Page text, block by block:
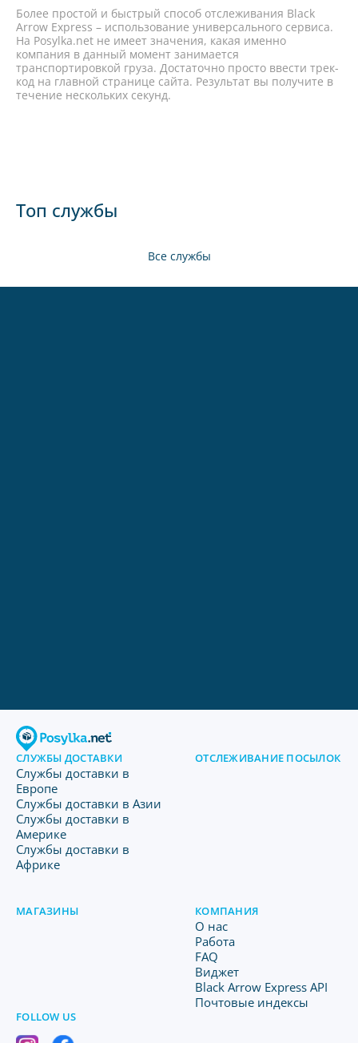
Топ службы
Все службы
Более простой и быстрый способ отслеживания Black
Arrow Express – использование универсального сервиса.
На Posylka.net не имеет значения, какая именно
компания в данный момент занимается
транспортировкой груза. Достаточно просто ввести трек-
код на главной странице сайта. Результат вы получите в
течение нескольких секунд.
СЛУЖБЫ ДОСТАВКИ
Службы доставки в
Европе
Службы доставки в Азии
Службы доставки в
Америке
Службы доставки в
Африке
ОТСЛЕЖИВАНИЕ ПОСЫЛОК
МАГАЗИНЫ КОМПАНИЯ
O нас
Работа
FAQ
Виджет
Black Arrow Express API
Почтовые индексы
FOLLOW US